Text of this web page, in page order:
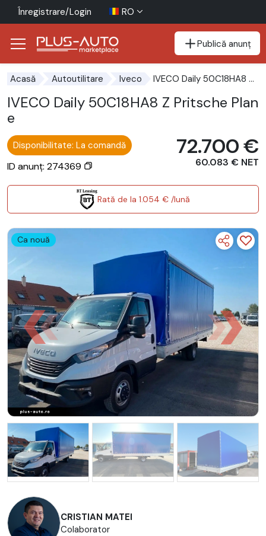
Înregistrare/Login RO
Publică anunț
Acasă Autoutilitare Iveco IVECO Daily 50C18HA8 Z Pritsche Plane
IVECO Daily 50C18HA8 Z Pritsche Plan
e
Disponibilitate: La comandă
ID anunț: 274369
72.700 €
60.083 € NET
Rată de la 1.054 € /lună
Ca nouă
CRISTIAN MATEI
Colaborator